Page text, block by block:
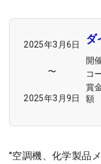
2025年3月6日
〜
2025年3月9日
ダ
開
コ
賞
額
"空調機、化学製品